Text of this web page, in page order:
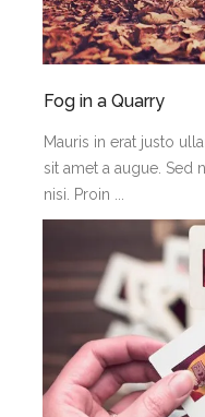
Fog in a Quarry
Mauris in erat justo
sit amet a augue. Sed
nisi. Proin ...